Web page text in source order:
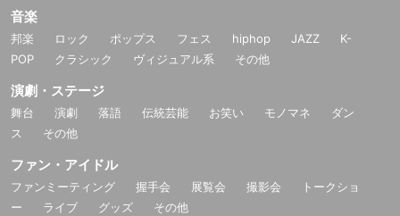
音楽
邦楽 ロック ポップス フェス hiphop JAZZ
K-
POP
クラシック ヴィジュアル系 その他
演劇・ステージ
舞台 演劇 落語 伝統芸能 お笑い モノマネ
ダン
ス
その他
ファン・アイドル
ファンミーティング 握手会 展覧会 撮影会
トークショ
ー
ライブ グッズ その他